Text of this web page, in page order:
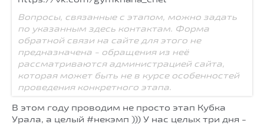
Вопросы, связанные с этапом, можно задать
по указанным здесь контактам. Форма
обратной связи на сайте для этого не
предназначена - обращения из неё
рассматриваются администрацией сайта,
которая может быть не в курсе особенностей
проведения конкретного этапа.
В этом году проводим не просто этап Кубка
Урала, а целый #некэмп ))) У нас целых три дня -